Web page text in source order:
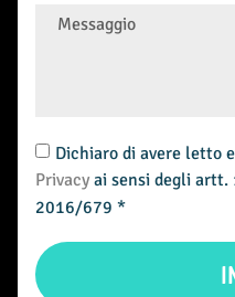
Dichiaro di avere letto
Privacy ai sensi degli artt.
2016/679 *